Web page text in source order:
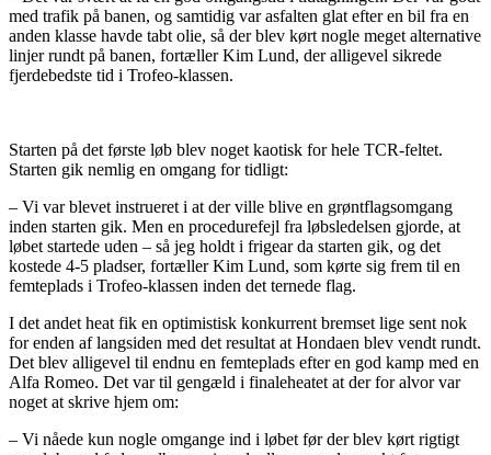
med trafik på banen, og samtidig var asfalten glat efter en bil fra en
anden klasse havde tabt olie, så der blev kørt nogle meget alternative
linjer rundt på banen, fortæller Kim Lund, der alligevel sikrede
fjerdebedste tid i Trofeo-klassen.
Starten på det første løb blev noget kaotisk for hele TCR-feltet.
Starten gik nemlig en omgang for tidligt:
– Vi var blevet instrueret i at der ville blive en grøntflagsomgang
inden starten gik. Men en procedurefejl fra løbsledelsen gjorde, at
løbet startede uden – så jeg holdt i frigear da starten gik, og det
kostede 4-5 pladser, fortæller Kim Lund, som kørte sig frem til en
femteplads i Trofeo-klassen inden det ternede flag.
I det andet heat fik en optimistisk konkurrent bremset lige sent nok
for enden af langsiden med det resultat at Hondaen blev vendt rundt.
Det blev alligevel til endnu en femteplads efter en god kamp med en
Alfa Romeo. Det var til gengæld i finaleheatet at der for alvor var
noget at skrive hjem om:
– Vi nåede kun nogle omgange ind i løbet før der blev kørt rigtigt